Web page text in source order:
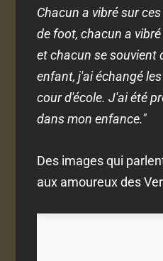
Chacun a vibré sur
de foot, chacun a
et chacun se souvient
enfant, j'ai échangé
cour d'école. J'ai été
dans mon enfance."
Des images qui
aux amoureux des